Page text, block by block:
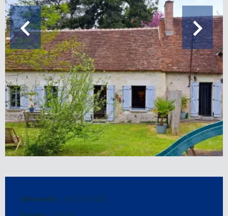
Referentie WvD-13600